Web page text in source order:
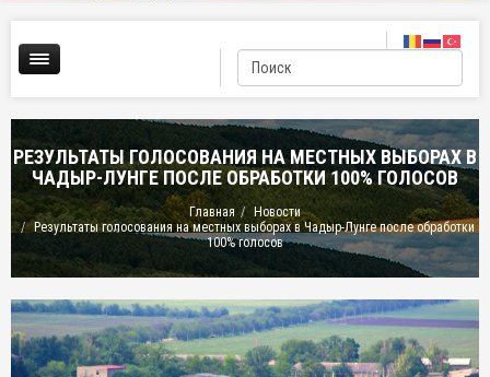
РЕЗУЛЬТАТЫ ГОЛОСОВАНИЯ НА МЕСТНЫХ ВЫБОРАХ В
ЧАДЫР-ЛУНГЕ ПОСЛЕ ОБРАБОТКИ 100% ГОЛОСОВ
Главная
Новости
Результаты голосования на местных выборах в Чадыр-Лунге после обработки
100% голосов